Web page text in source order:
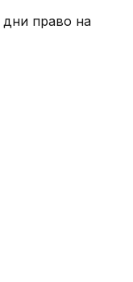
дни право на